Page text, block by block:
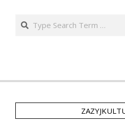
Search